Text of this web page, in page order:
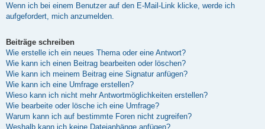
Wenn ich bei einem Benutzer auf den E-Mail-Link klicke, werde ich
aufgefordert, mich anzumelden.
Beiträge schreiben
Wie erstelle ich ein neues Thema oder eine Antwort?
Wie kann ich einen Beitrag bearbeiten oder löschen?
Wie kann ich meinem Beitrag eine Signatur anfügen?
Wie kann ich eine Umfrage erstellen?
Wieso kann ich nicht mehr Antwortmöglichkeiten erstellen?
Wie bearbeite oder lösche ich eine Umfrage?
Warum kann ich auf bestimmte Foren nicht zugreifen?
Weshalb kann ich keine Dateianhänge anfügen?